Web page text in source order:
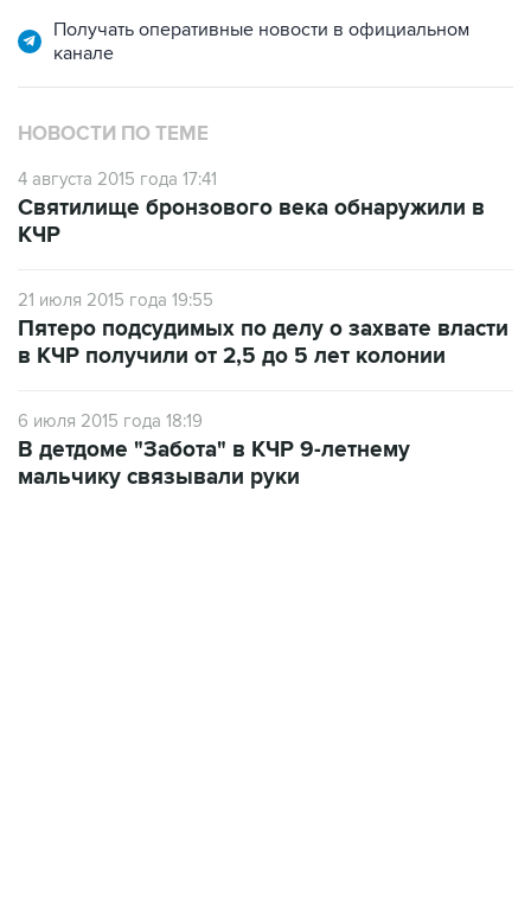
Получать оперативные новости в официальном
канале
НОВОСТИ ПО ТЕМЕ
4 августа 2015 года 17:41
Святилище бронзового века обнаружили в
КЧР
21 июля 2015 года 19:55
Пятеро подсудимых по делу о захвате власти
в КЧР получили от 2,5 до 5 лет колонии
6 июля 2015 года 18:19
В детдоме "Забота" в КЧР 9-летнему
мальчику связывали руки